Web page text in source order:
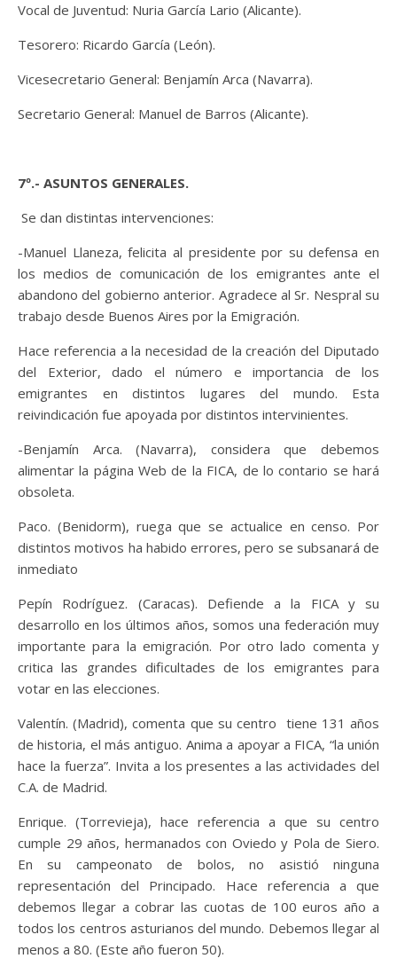
Vocal de Juventud: Nuria García Lario (Alicante).
Tesorero: Ricardo García (León).
Vicesecretario General: Benjamín Arca (Navarra).
Secretario General: Manuel de Barros (Alicante).
7º.- ASUNTOS GENERALES.
Se dan distintas intervenciones:
-Manuel Llaneza, felicita al presidente por su defensa en
los medios de comunicación de los emigrantes ante el
abandono del gobierno anterior. Agradece al Sr. Nespral su
trabajo desde Buenos Aires por la Emigración.
Hace referencia a la necesidad de la creación del Diputado
del Exterior, dado el número e importancia de los
emigrantes en distintos lugares del mundo. Esta
reivindicación fue apoyada por distintos intervinientes.
-Benjamín Arca. (Navarra), considera que debemos
alimentar la página Web de la FICA, de lo contario se hará
obsoleta.
Paco. (Benidorm), ruega que se actualice en censo. Por
distintos motivos ha habido errores, pero se subsanará de
inmediato
Pepín Rodríguez. (Caracas). Defiende a la FICA y su
desarrollo en los últimos años, somos una federación muy
importante para la emigración. Por otro lado comenta y
critica las grandes dificultades de los emigrantes para
votar en las elecciones.
Valentín. (Madrid), comenta que su centro tiene 131 años
de historia, el más antiguo. Anima a apoyar a FICA, “la unión
hace la fuerza”. Invita a los presentes a las actividades del
C.A. de Madrid.
Enrique. (Torrevieja), hace referencia a que su centro
cumple 29 años, hermanados con Oviedo y Pola de Siero.
En su campeonato de bolos, no asistió ninguna
representación del Principado. Hace referencia a que
debemos llegar a cobrar las cuotas de 100 euros año a
todos los centros asturianos del mundo. Debemos llegar al
menos a 80. (Este año fueron 50).